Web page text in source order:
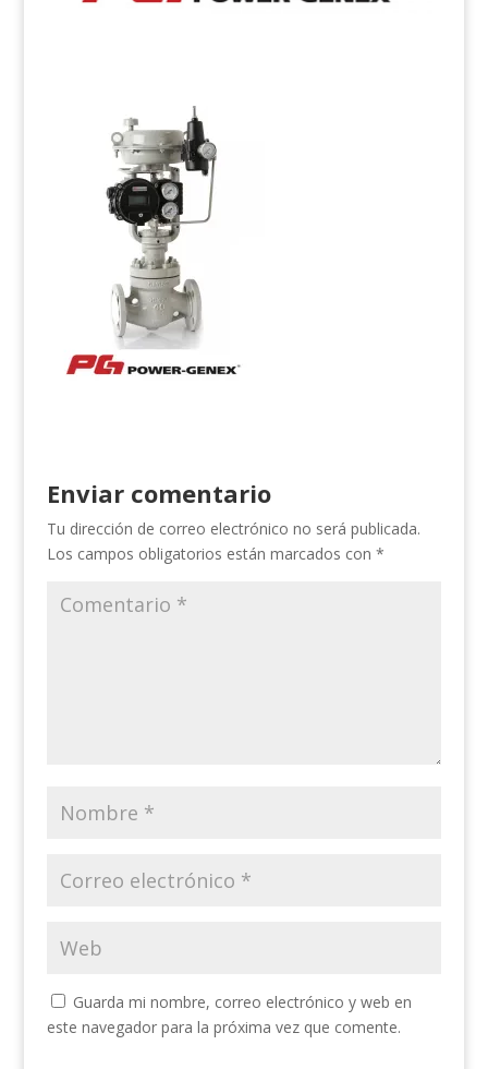
Enviar comentario
Tu dirección de correo electrónico no será publicada.
Los campos obligatorios están marcados con *
Guarda mi nombre, correo electrónico y web en
este navegador para la próxima vez que comente.